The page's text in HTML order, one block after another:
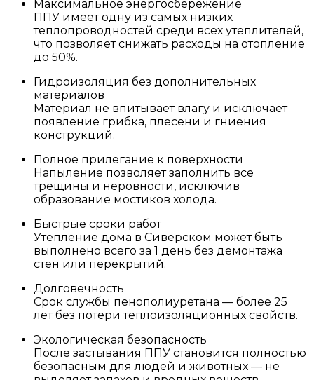
Максимальное энергосбережение
ППУ имеет одну из самых низких
теплопроводностей среди всех утеплителей,
что позволяет снижать расходы на отопление
до 50%.
Гидроизоляция без дополнительных
материалов
Материал не впитывает влагу и исключает
появление грибка, плесени и гниения
конструкций.
Полное прилегание к поверхности
Напыление позволяет заполнить все
трещины и неровности, исключив
образование мостиков холода.
Быстрые сроки работ
Утепление дома в Сиверском может быть
выполнено всего за 1 день без демонтажа
стен или перекрытий.
Долговечность
Срок службы пенополиуретана — более 25
лет без потери теплоизоляционных свойств.
Экологическая безопасность
После застывания ППУ становится полностью
безопасным для людей и животных — не